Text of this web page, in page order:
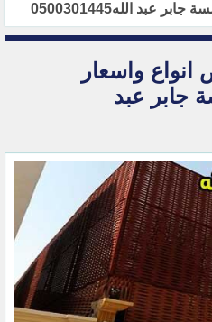
عبد الله0500301445
واسعار
جابر عبد